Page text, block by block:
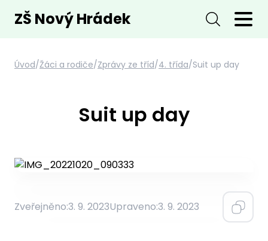
ZŠ Nový Hrádek
Úvod/Žáci a rodiče/Zprávy ze tříd/4. třída/Suit up day
Suit up day
Zveřejněno:3. 9. 2023Upraveno:3. 9. 2023